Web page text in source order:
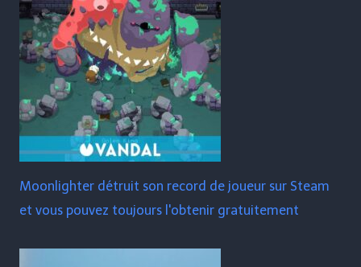
Moonlighter détruit son record de joueur sur Steam
et vous pouvez toujours l'obtenir gratuitement